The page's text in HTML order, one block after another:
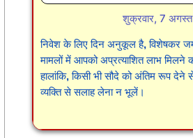
शुक्रवार, 7 अगस्त
निवेश के लिए दिन अनुकूल है, विशेषकर
मामलों में आपको अप्रत्याशित लाभ मिलने
हालांकि, किसी भी सौदे को अंतिम रूप देने
व्यक्ति से सलाह लेना न भूलें।